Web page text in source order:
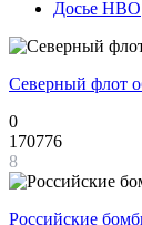
Досье НВО
Северный флот
0
170776
8
Российские